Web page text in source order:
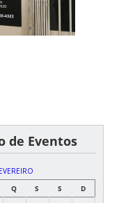
de Eventos
Q S S D